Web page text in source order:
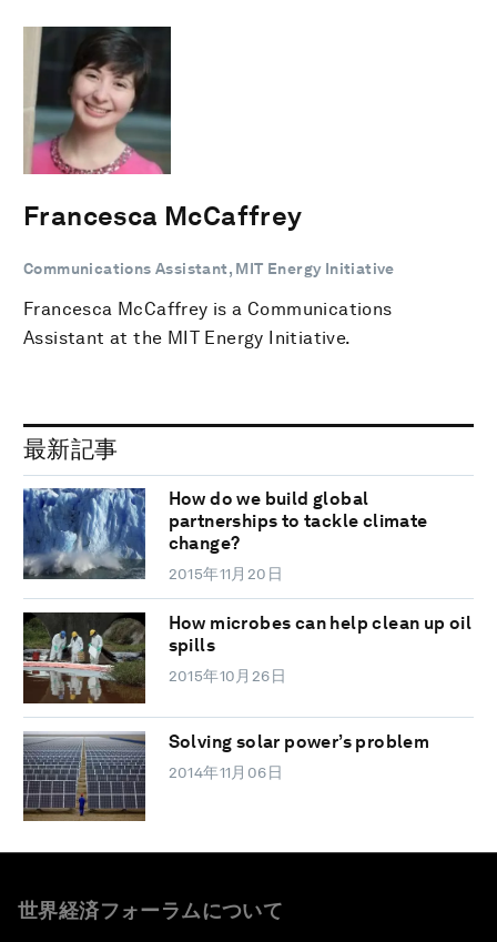
Francesca McCaffrey
Communications Assistant, MIT Energy Initiative
Francesca McCaffrey is a Communications
Assistant at the MIT Energy Initiative.
最新記事
How do we build global
partnerships to tackle climate
change?
2015年11月20日
How microbes can help clean up oil
spills
2015年10月26日
Solving solar power’s problem
2014年11月06日
世界経済フォーラムについて